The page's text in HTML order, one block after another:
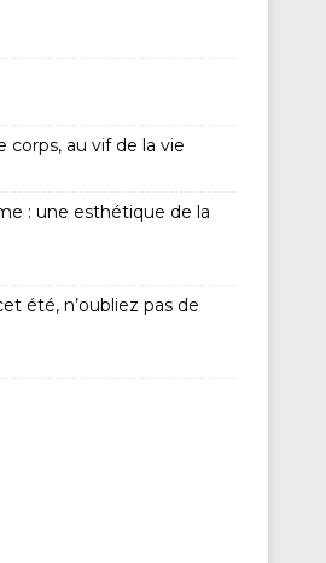
au vif de la vie
: une esthétique de la
été, n’oubliez pas de